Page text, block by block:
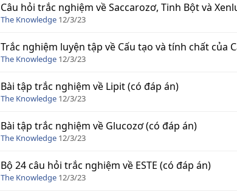
Câu hỏi trắc nghiệm về Saccarozơ, Tinh Bột và
The Knowledge 12/3/23
Trắc nghiệm luyện tập về Cấu tạo và tính chất của
The Knowledge 12/3/23
Bài tập trắc nghiệm về Lipit (có đáp án)
The Knowledge 12/3/23
Bài tập trắc nghiệm về Glucozơ (có đáp án)
The Knowledge 12/3/23
Bộ 24 câu hỏi trắc nghiệm về ESTE (có đáp án)
The Knowledge 12/3/23